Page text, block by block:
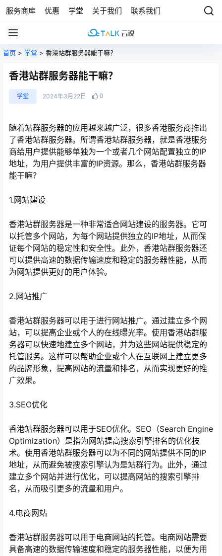
服务商库 优惠 学堂 关于我们 联系我们
首页 > 学堂 > 香港站群服务器能干嘛？
香港站群服务器能干嘛？
学堂 2024年3月22日 0
随着站群服务器的应用越来越广泛，很多香港服务商推出
了香港站群服务器。所谓香港站群服务器，就是香港服务
商给用户提供能够单独为一个或者几个网站配置独立的IP
地址，为用户提供丰富的IP资源。那么，香港站群服务器
能干嘛？
1.网站建设
香港站群服务器是一种非常适合网站建设的服务器。它可
以托管多个网站，为每个网站提供独立的IP地址，从而保
证每个网站的稳定性和安全性。此外，香港站群服务器还
可以提供高速的数据传输速度和稳定的服务器性能，从而
为网站提供更好的用户体验。
2.网站推广
香港站群服务器可以用于进行网站推广。通过建立多个网
站，可以提高企业或个人的在线曝光率。使用香港站群服
务器可以快速地建立多个网站，并为这些网站提供稳定的
托管服务。这样可以帮助企业或个人在互联网上建立更多
的品牌形象，提高网站的流量和排名，从而实现更好的推
广效果。
3.SEO优化
香港站群服务器可以用于SEO优化。SEO（Search Engine
Optimization）是指为网站提高搜索引擎排名的优化技
术。使用香港站群服务器可以为不同的网站提供不同的IP
地址，从而避免被搜索引擎认为是站群行为。此外，通过
建立多个网站并进行优化，可以提高网站的搜索引擎排
名，从而吸引更多的流量和用户。
4.电商网站
香港站群服务器可以用于电商网站的托管。电商网站需要
具备高速的数据传输速度和稳定的服务器性能，以便为用